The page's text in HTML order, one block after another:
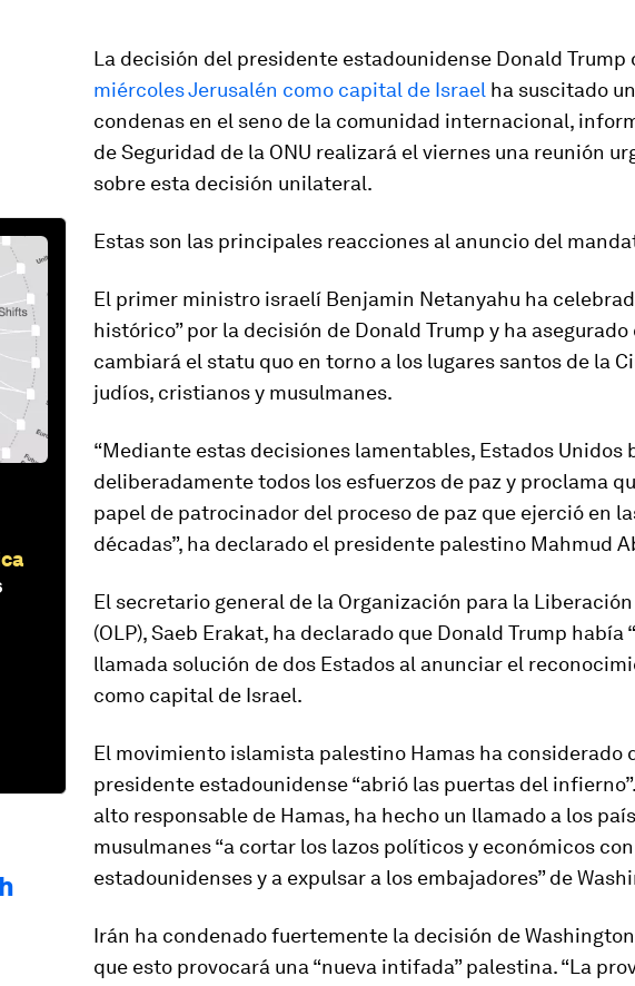
La decisión del presidente estadounidense Donald Trump
miércoles Jerusalén como capital de Israel ha suscitado
condenas en el seno de la comunidad internacional,
de Seguridad de la ONU realizará el viernes una reunión
sobre esta decisión unilateral.
Estas son las principales reacciones al anuncio del
El primer ministro israelí Benjamin Netanyahu ha
histórico” por la decisión de Donald Trump y ha asegurado
cambiará el statu quo en torno a los lugares santos de la
judíos, cristianos y musulmanes.
“Mediante estas decisiones lamentables, Estados Unidos
deliberadamente todos los esfuerzos de paz y proclama
papel de patrocinador del proceso de paz que ejerció en
décadas”, ha declarado el presidente palestino Mahmud
El secretario general de la Organización para la
(OLP), Saeb Erakat, ha declarado que Donald Trump había
llamada solución de dos Estados al anunciar el
como capital de Israel.
El movimiento islamista palestino Hamas ha considerado
presidente estadounidense “abrió las puertas del
alto responsable de Hamas, ha hecho un llamado a los
musulmanes “a cortar los lazos políticos y económicos
estadounidenses y a expulsar a los embajadores” de
Irán ha condenado fuertemente la decisión de
que esto provocará una “nueva intifada” palestina. “La